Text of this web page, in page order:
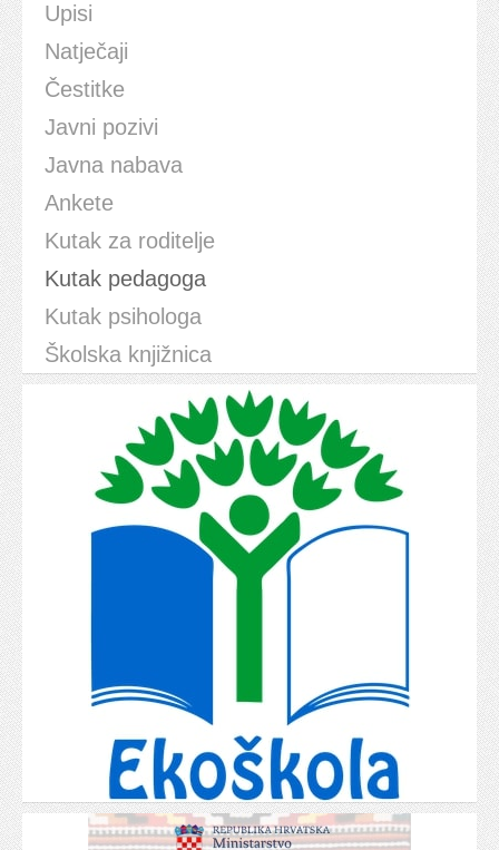
Upisi
Natječaji
Čestitke
Javni pozivi
Javna nabava
Ankete
Kutak za roditelje
Kutak pedagoga
Kutak psihologa
Školska knjižnica